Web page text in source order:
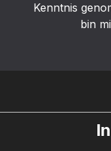
Kenntnis
bin